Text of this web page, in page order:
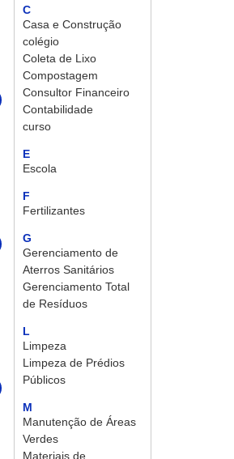
C
Casa e Construção
colégio
Coleta de Lixo
Compostagem
Consultor Financeiro
Contabilidade
curso
E
Escola
F
Fertilizantes
G
Gerenciamento de
Aterros Sanitários
Gerenciamento Total
de Resíduos
L
Limpeza
Limpeza de Prédios
Públicos
M
Manutenção de Áreas
Verdes
Materiais de
Residencial Amsterdam é
lançado em Holambra e
apresenta um novo conceito
de bairro planejado
Terezinha Aparecida Pinheiro
Anastácio morre aos 74 anos
em Jaguariúna
PAT de Jaguariúna realiza
mutirão de emprego com
mais de 50 vagas para
operador de máquinas